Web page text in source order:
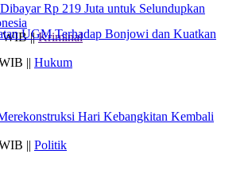
Rp 219 Juta untuk Selundupkan
WIB ||Kriminal
UGM Terhadap Bonjowi dan Kuatkan
|| Hukum
Hari Kebangkitan Kembali
|| Politik